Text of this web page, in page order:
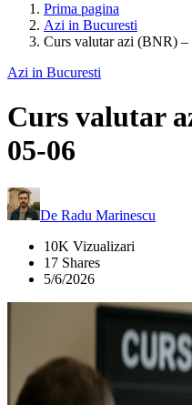
Prima pagina
Azi in Bucuresti
Curs valutar azi (BNR) –
Azi in Bucuresti
Curs valutar
05-06
De Radu Marinescu
10K Vizualizari
17 Shares
5/6/2026